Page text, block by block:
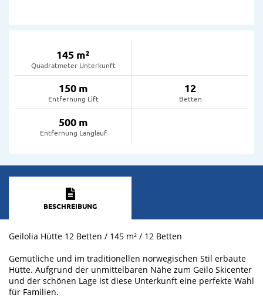
145 m²
Quadratmeter Unterkunft
150 m
Entfernung Lift
12
Betten
500 m
Entfernung Langlauf
BESCHREIBUNG
Geilolia Hütte 12 Betten / 145 m² / 12 Betten
Gemütliche und im traditionellen norwegischen Stil erbaute
Hütte. Aufgrund der unmittelbaren Nähe zum Geilo Skicenter
und der schönen Lage ist diese Unterkunft eine perfekte Wahl
für Familien.